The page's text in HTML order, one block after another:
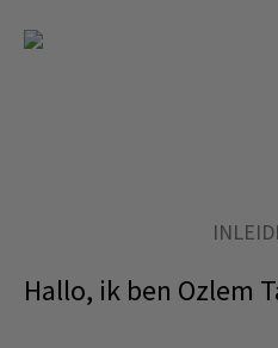
Contact
Hallo, ik ben Ozlem